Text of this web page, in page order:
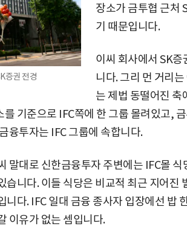
증권 전경
장소가 금투협 근처
기 때문입니다.
이씨 회사에서 SK
니다. 그리 먼 거리
는 제법 동떨어진 축
를 기준으로 IFC쪽에 한 그룹 몰려있고,
융투자는 IFC 그룹에 속합니다.
말대로 신한금융투자 주변에는 IFC몰
습니다. 이들 식당은 비교적 최근 지어진
니다. IFC 일대 금융 종사자 입장에선 밥
이유가 없는 셈입니다.